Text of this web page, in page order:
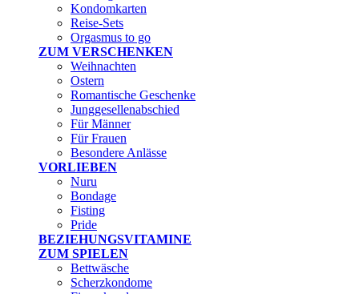
Kondomkarten
Reise-Sets
Orgasmus to go
ZUM VERSCHENKEN
Weihnachten
Ostern
Romantische Geschenke
Junggesellenabschied
Für Männer
Für Frauen
Besondere Anlässe
VORLIEBEN
Nuru
Bondage
Fisting
Pride
BEZIEHUNGSVITAMINE
ZUM SPIELEN
Bettwäsche
Scherzkondome